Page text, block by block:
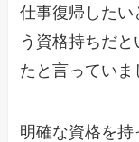
仕事復帰した
う資格持ちだ
たと言っていま
明確な資格を